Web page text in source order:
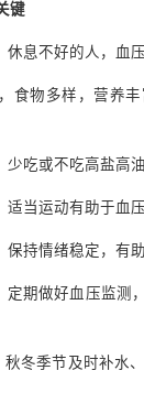
键
息不好的人，血
食物多样，营养
吃或不吃高盐高
当运动有助于血
持情绪稳定，有
定期做好血压监测
秋冬季节及时补水